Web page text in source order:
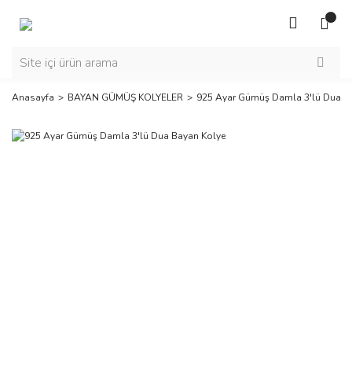
Anasayfa BAYAN GÜMÜŞ KOLYELER 925 Ayar Gümüş Damla 3'lü Dua